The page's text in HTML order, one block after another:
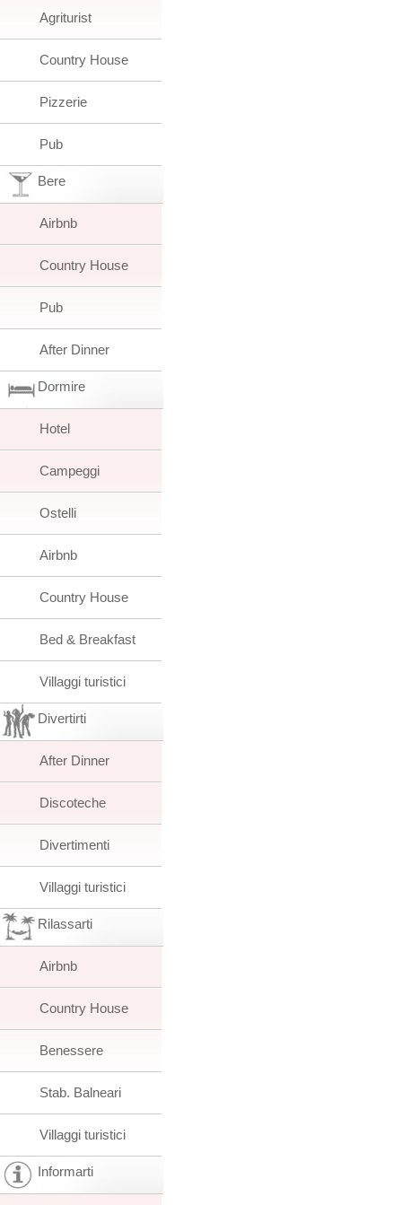
Agriturist
Country House
Pizzerie
Pub
Bere
Airbnb
Country House
Pub
After Dinner
Dormire
Hotel
Campeggi
Ostelli
Airbnb
Country House
Bed & Breakfast
Villaggi turistici
Divertirti
After Dinner
Discoteche
Divertimenti
Villaggi turistici
Rilassarti
Airbnb
Country House
Benessere
Stab. Balneari
Villaggi turistici
Informarti